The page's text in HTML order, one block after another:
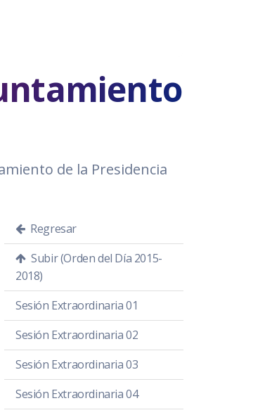
de la Presidencia
Regresar
Subir (Orden del Día 2015-
2018)
Sesión Extraordinaria 01
Sesión Extraordinaria 02
Sesión Extraordinaria 03
Sesión Extraordinaria 04